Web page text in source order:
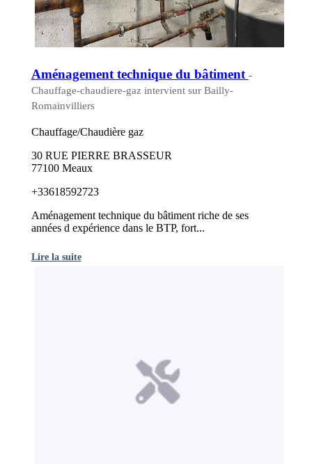
Aménagement technique du bâtiment -
Chauffage-chaudiere-gaz intervient sur Bailly-
Romainvilliers
Chauffage/Chaudière gaz
30 RUE PIERRE BRASSEUR
77100 Meaux
+33618592723
Aménagement technique du bâtiment riche de ses
années d expérience dans le BTP, fort...
Lire la suite